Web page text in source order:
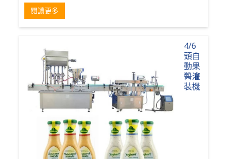
閱讀更多
4/6
頭自
動果
醬灌
裝機